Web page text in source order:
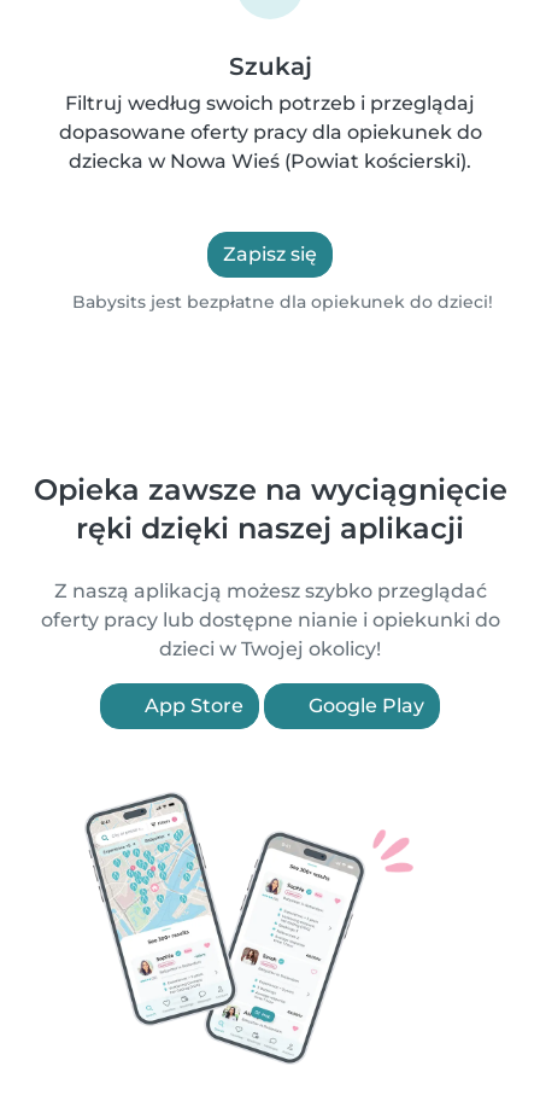
Szukaj
Filtruj według swoich potrzeb i przeglądaj
dopasowane oferty pracy dla opiekunek do
dziecka w Nowa Wieś (Powiat kościerski).
Zapisz się
Babysits jest bezpłatne dla opiekunek do dzieci!
Opieka zawsze na wyciągnięcie
ręki dzięki naszej aplikacji
Z naszą aplikacją możesz szybko przeglądać
oferty pracy lub dostępne nianie i opiekunki do
dzieci w Twojej okolicy!
App Store Google Play